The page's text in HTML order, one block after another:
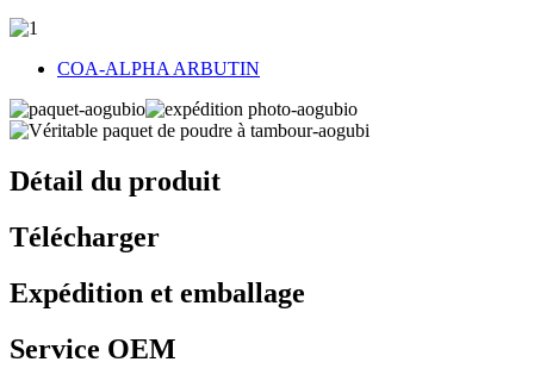
COA-ALPHA ARBUTIN
Détail du produit
Télécharger
Expédition et emballage
Service OEM